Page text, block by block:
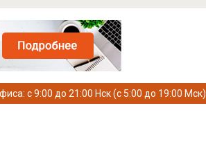
с 9:00 до 21:00 Нск (с 5:00 до 19:00 Мск)